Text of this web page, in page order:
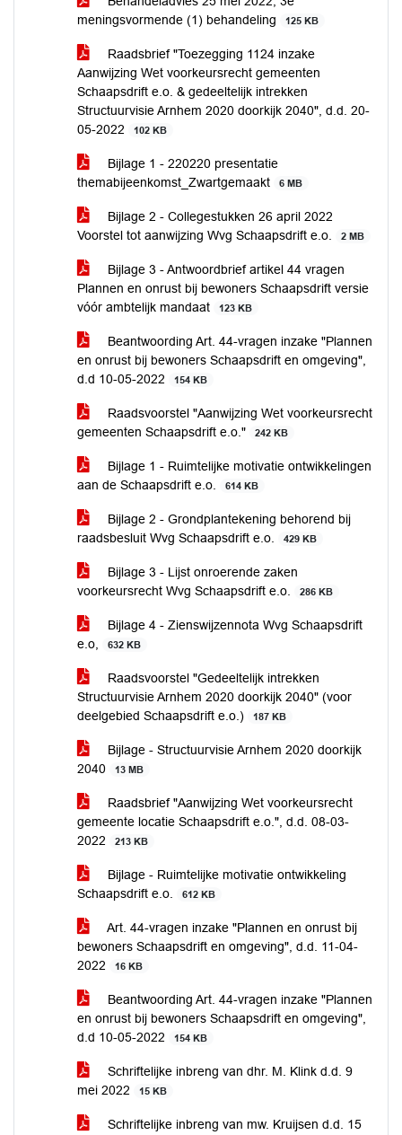
meningsvormende (1) behandeling
125 KB
Raadsbrief "Toezegging 1124 inzake
Aanwijzing Wet voorkeursrecht gemeenten
Schaapsdrift e.o. & gedeeltelijk intrekken
Structuurvisie Arnhem 2020 doorkijk 2040", d.d. 20-
05-2022
102 KB
Bijlage 1 - 220220 presentatie
themabijeenkomst_Zwartgemaakt
6 MB
Bijlage 2 - Collegestukken 26 april 2022
Voorstel tot aanwijzing Wvg Schaapsdrift e.o.
2 MB
Bijlage 3 - Antwoordbrief artikel 44 vragen
Plannen en onrust bij bewoners Schaapsdrift versie
vóór ambtelijk mandaat
123 KB
Beantwoording Art. 44-vragen inzake "Plannen
en onrust bij bewoners Schaapsdrift en omgeving",
d.d 10-05-2022
154 KB
Raadsvoorstel "Aanwijzing Wet voorkeursrecht
gemeenten Schaapsdrift e.o."
242 KB
Bijlage 1 - Ruimtelijke motivatie ontwikkelingen
aan de Schaapsdrift e.o.
614 KB
Bijlage 2 - Grondplantekening behorend bij
raadsbesluit Wvg Schaapsdrift e.o.
429 KB
Bijlage 3 - Lijst onroerende zaken
voorkeursrecht Wvg Schaapsdrift e.o.
286 KB
Bijlage 4 - Zienswijzennota Wvg Schaapsdrift
e.o,
632 KB
Raadsvoorstel "Gedeeltelijk intrekken
Structuurvisie Arnhem 2020 doorkijk 2040" (voor
deelgebied Schaapsdrift e.o.)
187 KB
Bijlage - Structuurvisie Arnhem 2020 doorkijk
2040
13 MB
Raadsbrief "Aanwijzing Wet voorkeursrecht
gemeente locatie Schaapsdrift e.o.", d.d. 08-03-
2022
213 KB
Bijlage - Ruimtelijke motivatie ontwikkeling
Schaapsdrift e.o.
612 KB
Art. 44-vragen inzake "Plannen en onrust bij
bewoners Schaapsdrift en omgeving", d.d. 11-04-
2022
16 KB
Beantwoording Art. 44-vragen inzake "Plannen
en onrust bij bewoners Schaapsdrift en omgeving",
d.d 10-05-2022
154 KB
Schriftelijke inbreng van dhr. M. Klink d.d. 9
mei 2022
15 KB
Schriftelijke inbreng van mw. Kruijsen d.d. 15